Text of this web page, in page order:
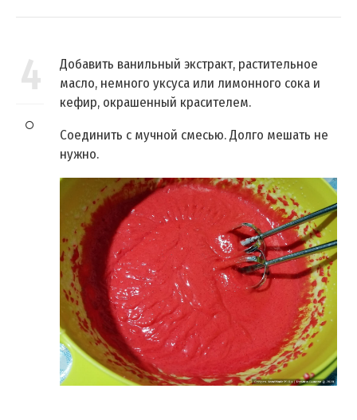
4
Добавить ванильный экстракт, растительное
масло, немного уксуса или лимонного сока и
кефир, окрашенный красителем.
Соединить с мучной смесью. Долго мешать не
нужно.